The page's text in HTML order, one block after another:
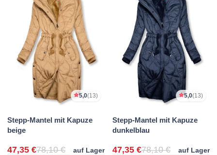
5,0(13)
Stepp-Mantel mit Kapuze
beige
47,35 €78,10 €
auf Lager
5,0(13)
Stepp-Mantel mit Kapuze
dunkelblau
47,35 €78,10 €
auf Lager